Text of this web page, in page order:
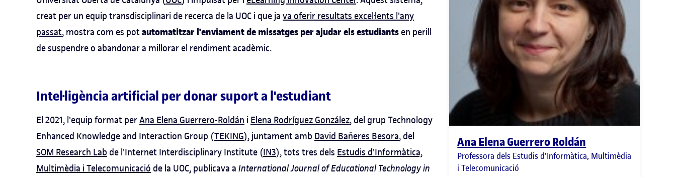
creat per un equip transdisciplinari de recerca de la UOC i que ja va oferir resultats excel·lents l'any
passat, mostra com es potautomatitzar l'enviament de missatges per ajudar els estudiants en perill
de suspendre o abandonar a millorar el rendiment acadèmic.
Intel·ligència artificial per donar suport a l'estudiant
El 2021, l'equip format perAna Elena Guerrero-Roldán i Elena Rodríguez González, del grup Technology
Enhanced Knowledge and Interaction Group (TEKING), juntament amb David Bañeres Besora, del
SOM Research Lab de l'Internet Interdisciplinary Institute (IN3), tots tres dels Estudis d'Informàtica,
Multimèdia i Telecomunicació de la UOC, publicava a International Journal of Educational Technology in
Ana Elena Guerrero Roldán
Professora dels Estudis d'Informàtica, Multimèdia
i Telecomunicació